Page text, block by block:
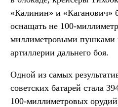
«Калинин» и
оснащать не 100-
миллиметровыми пушками
артиллерии дальнего боя.
Одной из самых
советских батарей стала
100-миллиметровых